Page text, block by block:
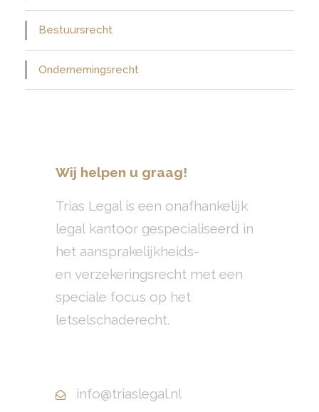
Bestuursrecht
Ondernemingsrecht
Wij helpen u graag!
Trias Legal is een onafhankelijk
legal kantoor gespecialiseerd in
het aansprakelijkheids-
en verzekeringsrecht met een
speciale focus op het
letselschaderecht.
info@triaslegal.nl